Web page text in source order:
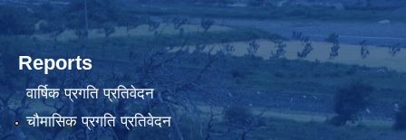
Reports
वार्षिक प्रगति प्रतिवेदन
चौमासिक प्रगति प्रतिवेदन